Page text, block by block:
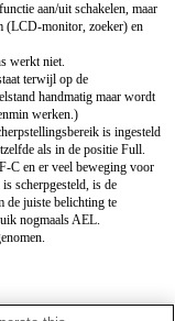
aan/uit schakelen, maar
(LCD-monitor, zoeker) en
werkt niet.
terwijl op de
handmatig maar wordt
werken.)
is ingesteld
als in de positie Full.
C en er veel beweging voor
scherpgesteld, is de
de juiste belichting te
nogmaals AEL.